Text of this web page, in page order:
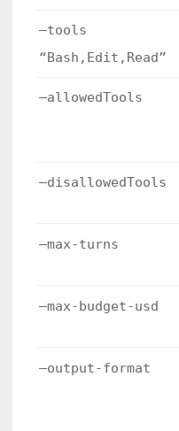
–tools
“Bash,Edit,Read”
–allowedTools
–disallowedTools
–max-turns
–max-budget-usd
–output-format